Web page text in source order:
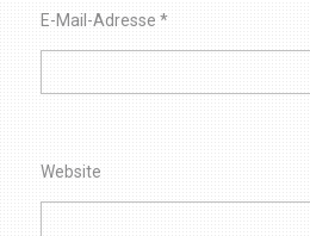
E-Mail-Adresse*
Website